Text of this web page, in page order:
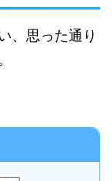
、思った通り